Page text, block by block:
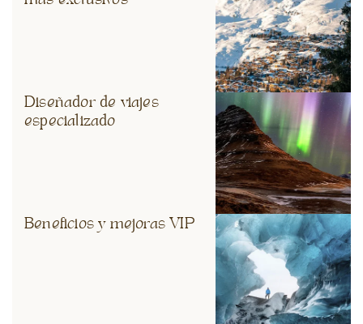
Diseñador de viajes
especializado
Beneficios y mejoras VIP